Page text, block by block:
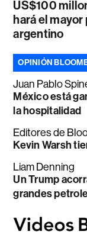
US$100
hará el
argentino
OPINIÓN
Juan Pablo
México está
la hospitalidad
Editores de
Kevin Warsh
Liam Denning
Un Trump
grandes